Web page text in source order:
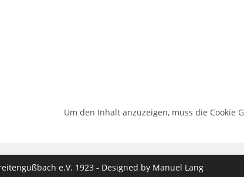
Um den Inhalt anzuzeigen, muss die Cookie
e.V. 1923 - Designed by Manuel Lang